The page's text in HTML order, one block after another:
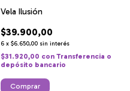
Vela Ilusión
$39.900,00
6 x $6.650,00 sin interés
$31.920,00 con Transferencia o
depósito bancario
Comprar